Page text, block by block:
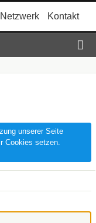
Netzwerk Kontakt
unserer Seite
Cookies setzen.